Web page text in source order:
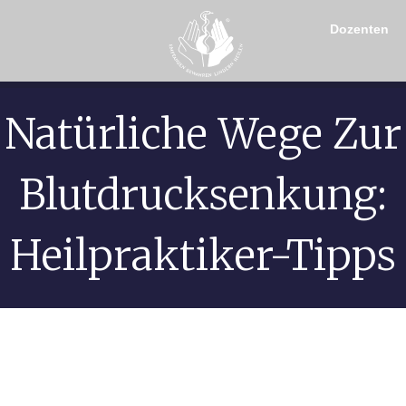
Dozenten
Natürliche Wege Zur
Blutdrucksenkung:
Heilpraktiker-Tipps